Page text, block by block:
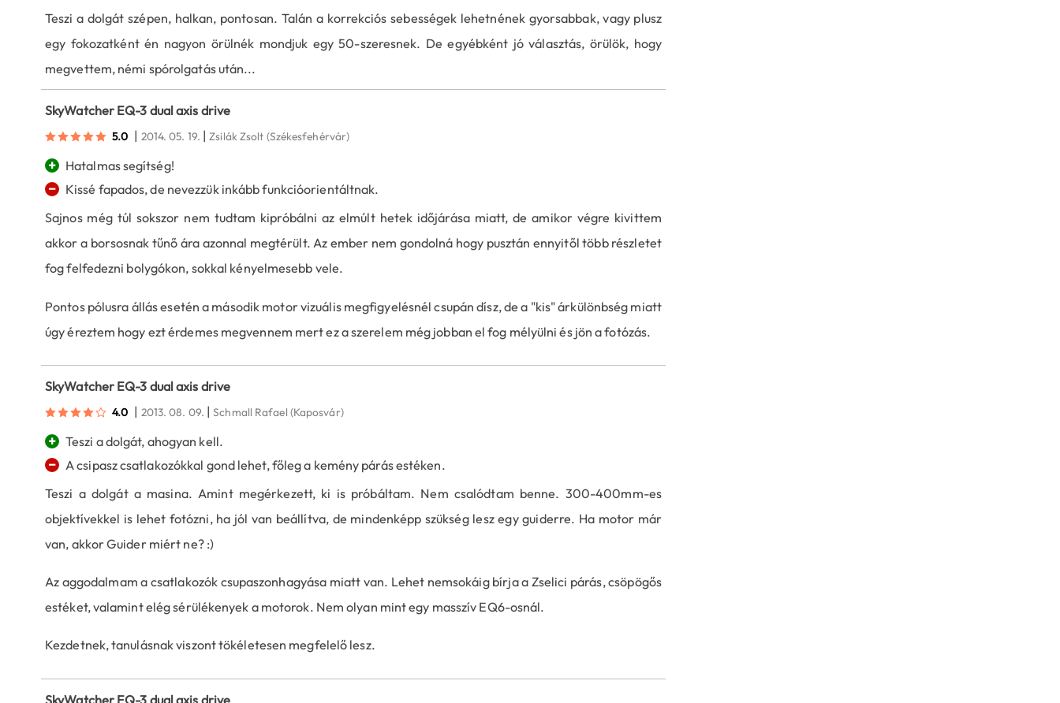
Teszi a dolgát szépen, halkan, pontosan. Talán a korrekciós sebességek lehetnének gyorsabbak, vagy plusz
egy fokozatként én nagyon örülnék mondjuk egy 50-szeresnek. De egyébként jó választás, örülök, hogy
megvettem, némi spórolgatás után...
SkyWatcher EQ-3 dual axis drive
5.0 | 2014. 05. 19. |Zsilák Zsolt (Székesfehérvár)
+ Hatalmas segítség!
−
Kissé fapados, de nevezzük inkább funkcióorientáltnak.
Sajnos még túl sokszor nem tudtam kipróbálni az elmúlt hetek időjárása miatt, de amikor végre kivittem
akkor a borsosnak tűnő ára azonnal megtérült. Az ember nem gondolná hogy pusztán ennyitől több részletet
fog felfedezni bolygókon, sokkal kényelmesebb vele.
Pontos pólusra állás esetén a második motor vizuális megfigyelésnél csupán dísz, de a "kis" árkülönbség miatt
úgy éreztem hogy ezt érdemes megvennem mert ez a szerelem még jobban el fog mélyülni és jön a fotózás.
SkyWatcher EQ-3 dual axis drive
4.0 | 2013. 08. 09. |Schmall Rafael (Kaposvár)
+ Teszi a dolgát, ahogyan kell.
−
A csipasz csatlakozókkal gond lehet, főleg a kemény párás estéken.
Teszi a dolgát a masina. Amint megérkezett, ki is próbáltam. Nem csalódtam benne. 300-400mm-es
objektívekkel is lehet fotózni, ha jól van beállítva, de mindenképp szükség lesz egy guiderre. Ha motor már
van, akkor Guider miért ne? :)
Az aggodalmam a csatlakozók csupaszonhagyása miatt van. Lehet nemsokáig bírja a Zselici párás, csöpögős
estéket, valamint elég sérülékenyek a motorok. Nem olyan mint egy masszív EQ6-osnál.
Kezdetnek, tanulásnak viszont tökéletesen megfelelő lesz.
SkyWatcher EQ-3 dual axis drive